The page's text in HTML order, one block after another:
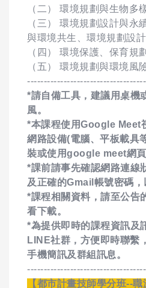
（二） 環境規劃與生物多
（三） 環境規劃設計與永
與環境共生、環境規劃設
（四） 環境保護、保育規
（五） 環境規劃與環境風
*請自備工具，建議用桌機
風。
*本課程使用Google Meet
網路設備(電腦、平板載具
裝或使用google meet網頁
*課前請事先確認網路連線
及正確的Gmail帳號密碼
*課程相關資料，請至公告
看下載。
*為提供即時的課程資訊及
LINE社群，方便即時聯繫
手機簡訊及群組訊息。
【都市計畫技師學分班--職